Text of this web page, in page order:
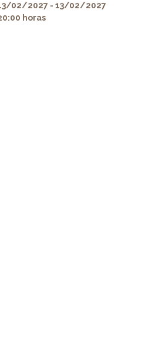
02/2027 - 13/02/2027
horas